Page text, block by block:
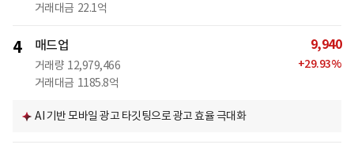
거래대금 22.1억
4 매드업
거래량 12,979,466
거래대금 1185.8억
9,940
+29.93%
AI 기반 모바일 광고 타깃팅으로 광고 효율 극대화